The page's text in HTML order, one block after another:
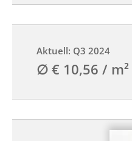
Aktuell: Q3 2024
∅ € 10,56 / m²